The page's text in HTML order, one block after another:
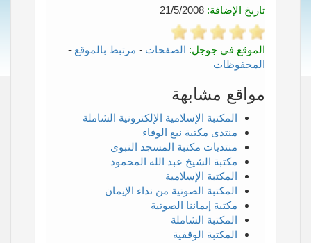
تاريخ الإضافة:
الموقع في جوجل: الصفحات - مرتبط بالموقع -
المحفوظات
مواقع مشابهة
المكتبة الإسلامية الإلكترونية الشاملة
منتدى مكتبة نبع الوفاء
منتديات مكتبة المسجد النبوي
مكتبة الشيخ عبد الله المحمود
المكتبة الإسلامية
المكتبة الصوتية من نداء الإيمان
مكتبة إيماننا الصوتية
المكتبة الشاملة
المكتبة الوقفية